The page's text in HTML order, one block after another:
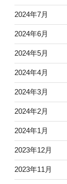
2024年7月
2024年6月
2024年5月
2024年4月
2024年3月
2024年2月
2024年1月
2023年12月
2023年11月